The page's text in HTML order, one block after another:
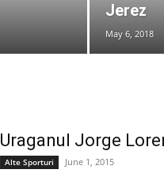
Jerez
May 6, 2018
Uraganul Jorge
Alte Sporturi June 1, 2015